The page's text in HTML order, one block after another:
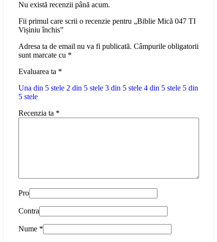
Nu există recenzii până acum.
Fii primul care scrii o recenzie pentru „Biblie Mică 047 TI
Vișiniu închis”
Adresa ta de email nu va fi publicată. Câmpurile obligatorii
sunt marcate cu *
Evaluarea ta *
Una din 5 stele 2 din 5 stele 3 din 5 stele 4 din 5 stele 5 din
5 stele
Recenzia ta *
Pro
Contra
Nume *